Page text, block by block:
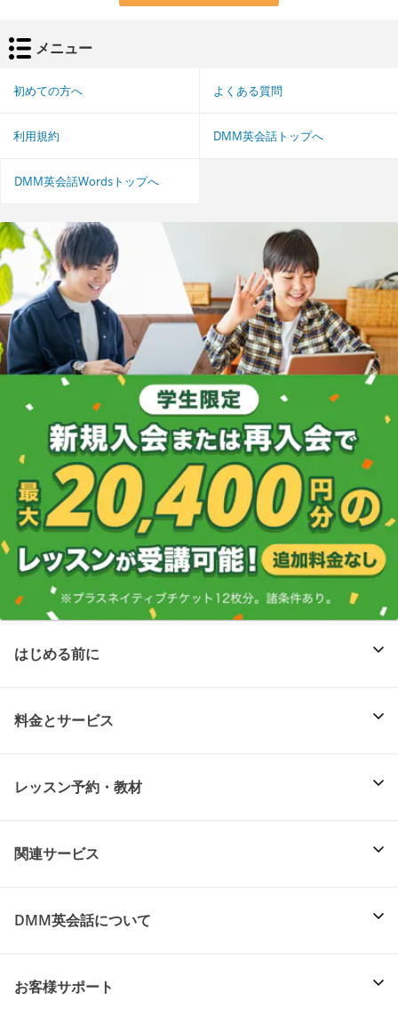
メニュー
初めての方へ よくある質問
利用規約 DMM英会話トップへ
DMM英会話Wordsトップへ
はじめる前に
料金とサービス
レッスン予約・教材
関連サービス
DMM英会話について
お客様サポート